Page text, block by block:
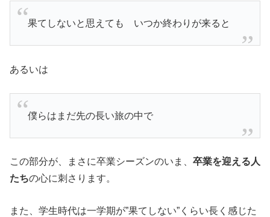
果てしないと思えても いつか終わりが来ると
あるいは
僕らはまだ先の長い旅の中で
この部分が、まさに卒業シーズンのいま、 卒業を迎える人
たちの心に刺さります。
また、学生時代は一学期が”果てしない”くらい長く感じた